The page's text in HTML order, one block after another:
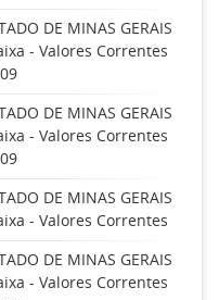
DE MINAS GERAIS
- Valores Correntes
DE MINAS GERAIS
- Valores Correntes
DE MINAS GERAIS
- Valores Correntes
DE MINAS GERAIS
- Valores Correntes